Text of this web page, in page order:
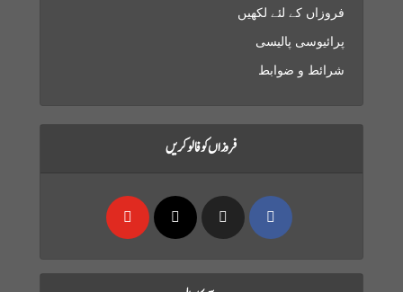
فروزاں کے لئے لکھیں
پرائیوسی پالیسی
شرائط و ضوابط
فروزاں کو فالو کریں